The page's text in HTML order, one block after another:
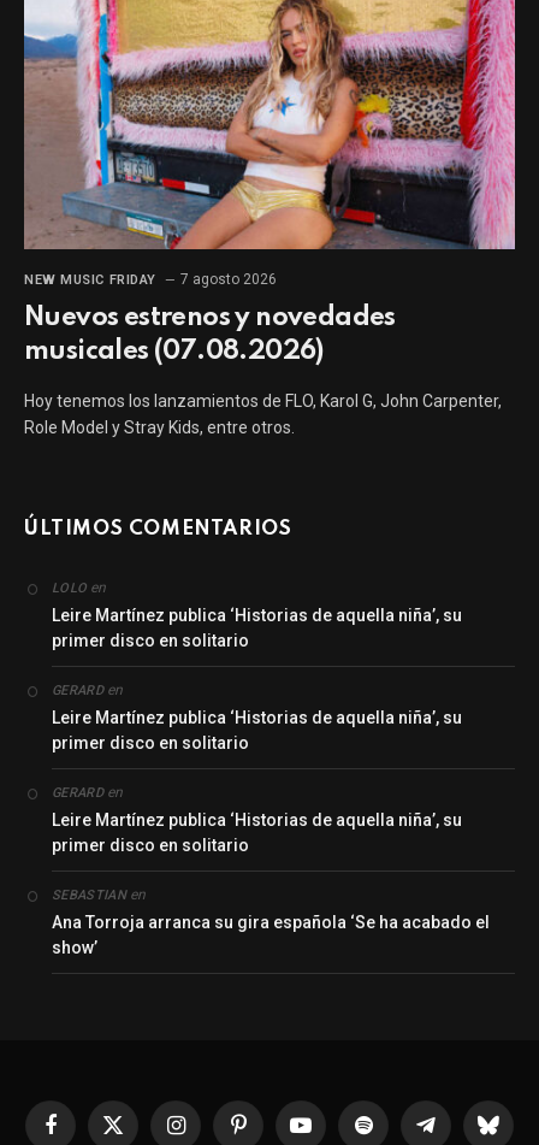
NEW MUSIC FRIDAY 7 agosto 2026
Nuevos estrenos y novedades
musicales (07.08.2026)
Hoy tenemos los lanzamientos de FLO, Karol G, John Carpenter,
Role Model y Stray Kids, entre otros.
ÚLTIMOS COMENTARIOS
LOLO en
Leire Martínez publica ‘Historias de aquella niña’, su
primer disco en solitario
GERARDen
Leire Martínez publica ‘Historias de aquella niña’, su
primer disco en solitario
GERARDen
Leire Martínez publica ‘Historias de aquella niña’, su
primer disco en solitario
SEBASTIANen
Ana Torroja arranca su gira española ‘Se ha acabado el
show’
Facebook
X InstagramPinterestYouTubeSpotify Telegrama